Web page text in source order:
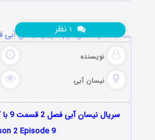
دانلود فصل دوم سریال نیسان آبی
نویسنده
نیسان آبی
نظر
2 Episode 9